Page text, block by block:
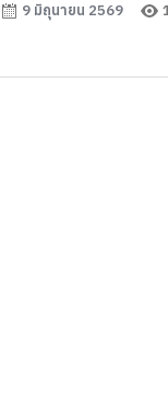
9 มิถุนายน 2569